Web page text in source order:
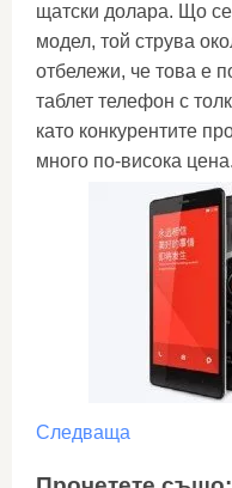
щатски долара. Що
модел, той струва
отбележи, че това е
таблет телефон с
като конкурентите
много по-висока цена.
Следваща